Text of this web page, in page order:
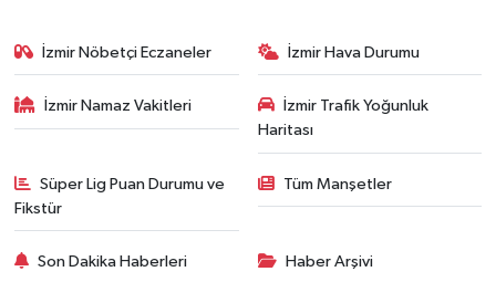
İzmir Nöbetçi Eczaneler İzmir Hava Durumu
İzmir Namaz Vakitleri
İzmir Trafik Yoğunluk
Haritası
Süper Lig Puan Durumu ve
Fikstür
Tüm Manşetler
Son Dakika Haberleri Haber Arşivi